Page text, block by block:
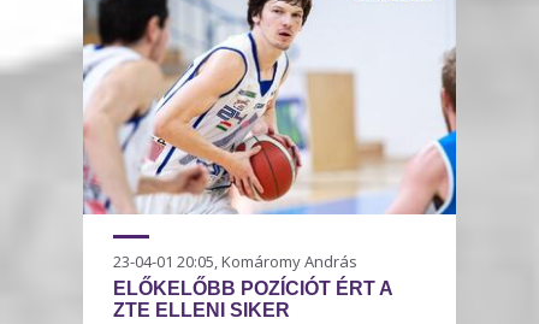
23-04-01 20:05, Komáromy András
ELŐKELŐBB POZÍCIÓT ÉRT A
ZTE ELLENI SIKER